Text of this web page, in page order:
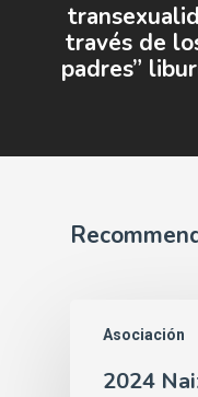
través de
padres”
Asociación
2024